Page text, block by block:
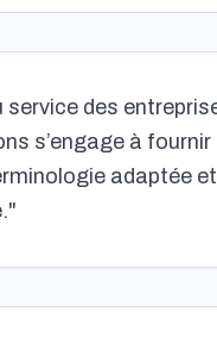
des
s’engage à fournir
adaptée